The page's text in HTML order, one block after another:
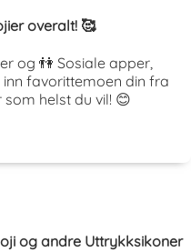
overalt! 🥰
og 👫 Sosiale apper,
favorittemoen din fra
helst du vil! 😊
og andre Uttrykksikoner